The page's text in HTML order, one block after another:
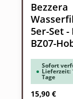
Bezzera
5er-Set -
BZ07-
Sofort
Lieferzeit:
Tage
Regulärer
15,90 €